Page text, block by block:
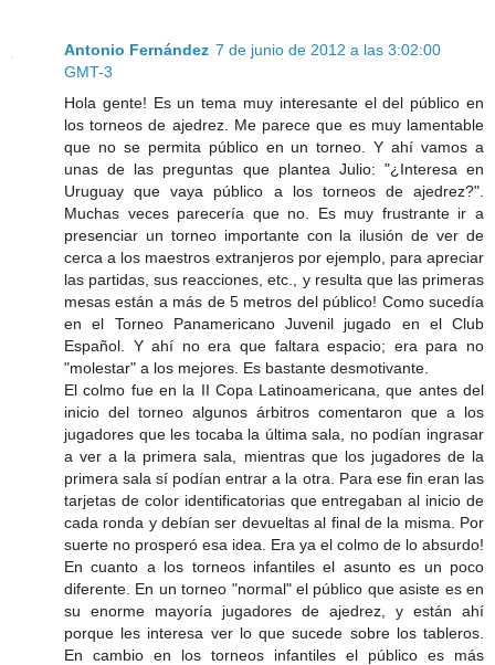
Antonio Fernández 7 de junio de 2012 a las 3:02:00
GMT-3
Hola gente! Es un tema muy interesante el del público en
los torneos de ajedrez. Me parece que es muy lamentable
que no se permita público en un torneo. Y ahí vamos a
unas de las preguntas que plantea Julio: "¿Interesa en
Uruguay que vaya público a los torneos de ajedrez?".
Muchas veces parecería que no. Es muy frustrante ir a
presenciar un torneo importante con la ilusión de ver de
cerca a los maestros extranjeros por ejemplo, para apreciar
las partidas, sus reacciones, etc., y resulta que las primeras
mesas están a más de 5 metros del público! Como sucedía
en el Torneo Panamericano Juvenil jugado en el Club
Español. Y ahí no era que faltara espacio; era para no
"molestar" a los mejores. Es bastante desmotivante.
El colmo fue en la II Copa Latinoamericana, que antes del
inicio del torneo algunos árbitros comentaron que a los
jugadores que les tocaba la última sala, no podían ingrasar
a ver a la primera sala, mientras que los jugadores de la
primera sala sí podían entrar a la otra. Para ese fin eran las
tarjetas de color identificatorias que entregaban al inicio de
cada ronda y debían ser devueltas al final de la misma. Por
suerte no prosperó esa idea. Era ya el colmo de lo absurdo!
En cuanto a los torneos infantiles el asunto es un poco
diferente. En un torneo "normal" el público que asiste es en
su enorme mayoría jugadores de ajedrez, y están ahí
porque les interesa ver lo que sucede sobre los tableros.
En cambio en los torneos infantiles el público es más